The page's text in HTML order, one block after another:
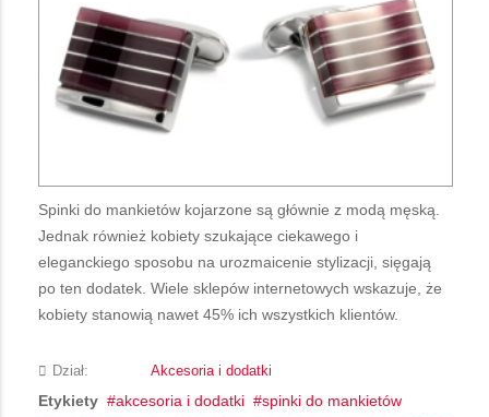
Spinki do mankietów kojarzone są głównie z modą męską.
Jednak również kobiety szukające ciekawego i
eleganckiego sposobu na urozmaicenie stylizacji, sięgają
po ten dodatek. Wiele sklepów internetowych wskazuje, że
kobiety stanowią nawet 45% ich wszystkich klientów.
Dział: Akcesoria i dodatki
Etykiety akcesoria i dodatki
spinki do mankietów